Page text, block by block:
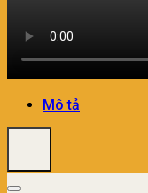
Mô tả